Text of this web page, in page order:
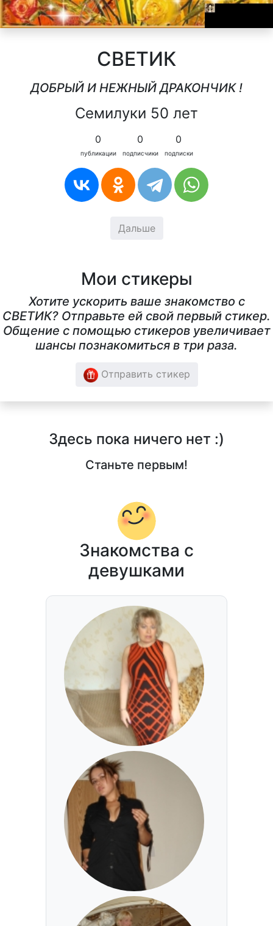
СВЕТИК
ДОБРЫЙ И НЕЖНЫЙ ДРАКОНЧИК !
Семилуки 50 лет
0
публикации
0
подписчики
0
подписки
Дальше
Мои стикеры
Хотите ускорить ваше знакомство с
СВЕТИК? Отправьте ей свой первый стикер.
Общение с помощью стикеров увеличивает
шансы познакомиться в три раза.
Отправить стикер
Здесь пока ничего нет :)
Станьте первым!
Знакомства с
девушками